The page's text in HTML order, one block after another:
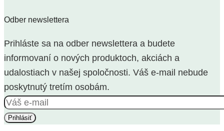
Odber newslettera
Prihláste sa na odber newslettera a budete
informovaní o nových produktoch, akciách a
udalostiach v našej spoločnosti. Váš e-mail nebude
poskytnutý tretím osobám.